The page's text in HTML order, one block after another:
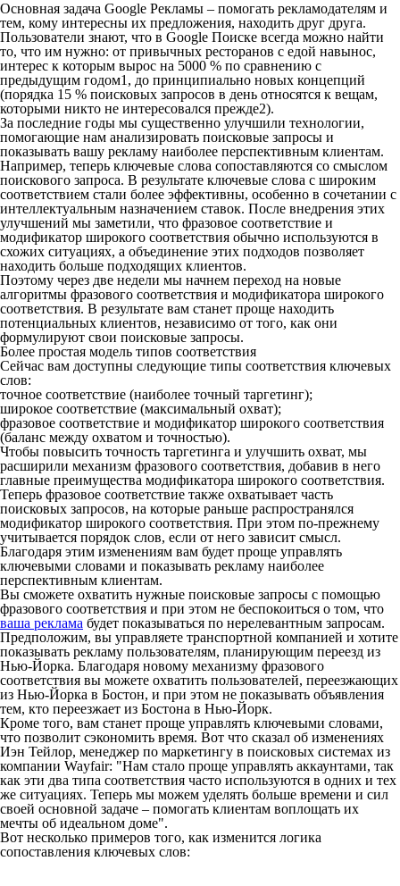
Основная задача Google Рекламы – помогать рекламодателям и
тем, кому интересны их предложения, находить друг друга.
Пользователи знают, что в Google Поиске всегда можно найти
то, что им нужно: от привычных ресторанов с едой навынос,
интерес к которым вырос на 5000 % по сравнению с
предыдущим годом1, до принципиально новых концепций
(порядка 15 % поисковых запросов в день относятся к вещам,
которыми никто не интересовался прежде2).
За последние годы мы существенно улучшили технологии,
помогающие нам анализировать поисковые запросы и
показывать вашу рекламу наиболее перспективным клиентам.
Например, теперь ключевые слова сопоставляются со смыслом
поискового запроса. В результате ключевые слова с широким
соответствием стали более эффективны, особенно в сочетании с
интеллектуальным назначением ставок. После внедрения этих
улучшений мы заметили, что фразовое соответствие и
модификатор широкого соответствия обычно используются в
схожих ситуациях, а объединение этих подходов позволяет
находить больше подходящих клиентов.
Поэтому через две недели мы начнем переход на новые
алгоритмы фразового соответствия и модификатора широкого
соответствия. В результате вам станет проще находить
потенциальных клиентов, независимо от того, как они
формулируют свои поисковые запросы.
Более простая модель типов соответствия
Сейчас вам доступны следующие типы соответствия ключевых
слов:
точное соответствие (наиболее точный таргетинг);
широкое соответствие (максимальный охват);
фразовое соответствие и модификатор широкого соответствия
(баланс между охватом и точностью).
Чтобы повысить точность таргетинга и улучшить охват, мы
расширили механизм фразового соответствия, добавив в него
главные преимущества модификатора широкого соответствия.
Теперь фразовое соответствие также охватывает часть
поисковых запросов, на которые раньше распространялся
модификатор широкого соответствия. При этом по-прежнему
учитывается порядок слов, если от него зависит смысл.
Благодаря этим изменениям вам будет проще управлять
ключевыми словами и показывать рекламу наиболее
перспективным клиентам.
Вы сможете охватить нужные поисковые запросы с помощью
фразового соответствия и при этом не беспокоиться о том, что
ваша реклама будет показываться по нерелевантным запросам.
Предположим, вы управляете транспортной компанией и хотите
показывать рекламу пользователям, планирующим переезд из
Нью-Йорка. Благодаря новому механизму фразового
соответствия вы можете охватить пользователей, переезжающих
из Нью-Йорка в Бостон, и при этом не показывать объявления
тем, кто переезжает из Бостона в Нью-Йорк.
Кроме того, вам станет проще управлять ключевыми словами,
что позволит сэкономить время. Вот что сказал об изменениях
Иэн Тейлор, менеджер по маркетингу в поисковых системах из
компании Wayfair: "Нам стало проще управлять аккаунтами, так
как эти два типа соответствия часто используются в одних и тех
же ситуациях. Теперь мы можем уделять больше времени и сил
своей основной задаче – помогать клиентам воплощать их
мечты об идеальном доме".
Вот несколько примеров того, как изменится логика
сопоставления ключевых слов: